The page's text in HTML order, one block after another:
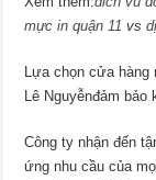
mực in quận 11 vs
Lựa chọn cửa
Lê Nguyễnđảm bảo
Công ty nhận đến
ứng nhu cầu của